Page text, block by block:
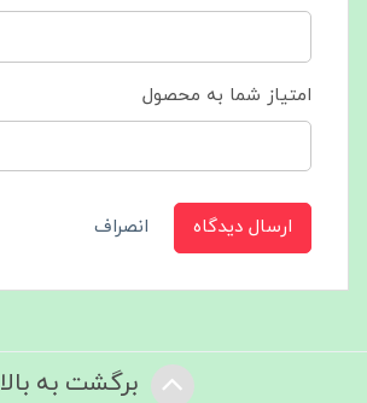
امتیاز شما به محصول
ارسال دیدگاه انصراف
برگشت به بالا